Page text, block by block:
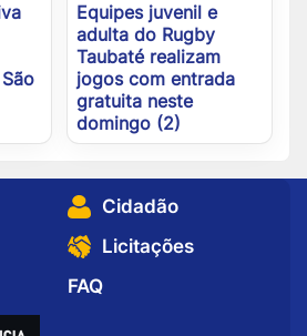
Equipes juvenil e
adulta do Rugby
Taubaté realizam
jogos com entrada
gratuita neste
domingo (2)
Cidadão
Licitações
FAQ